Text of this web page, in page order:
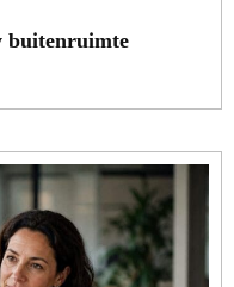
buitenruimte